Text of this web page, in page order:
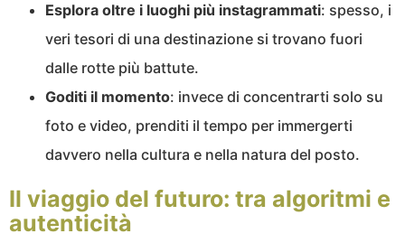
Esplora oltre i luoghi più instagrammati: spesso, i
veri tesori di una destinazione si trovano fuori
dalle rotte più battute.
Goditi il momento: invece di concentrarti solo su
foto e video, prenditi il tempo per immergerti
davvero nella cultura e nella natura del posto.
Il viaggio del futuro: tra algoritmi e
autenticità